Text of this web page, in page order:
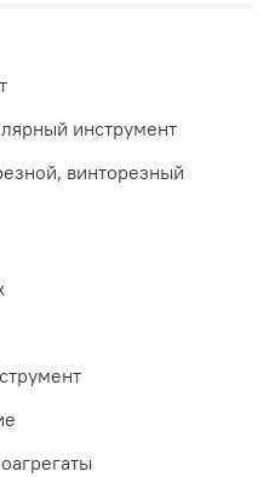
инструмент
винторезный